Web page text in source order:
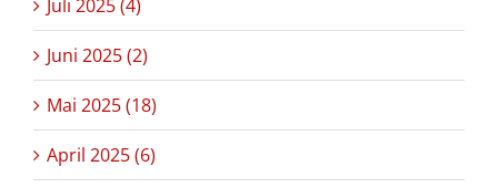
Juli 2025 (4)
Juni 2025 (2)
Mai 2025 (18)
April 2025 (6)